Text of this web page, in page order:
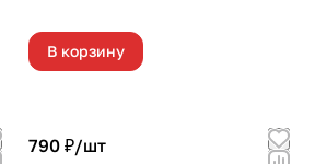
В корзину
790 ₽/шт